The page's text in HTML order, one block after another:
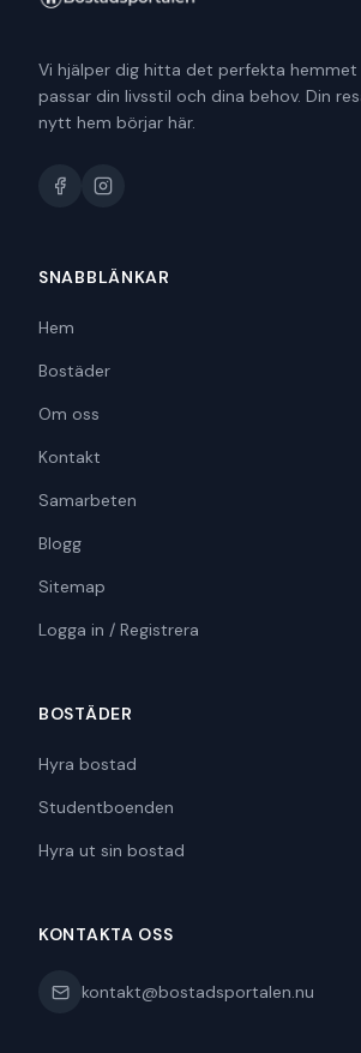
Vi hjälper dig hitta det perfekta hemmet
passar din livsstil och dina behov. Din
nytt hem börjar här.
SNABBLÄNKAR
Hem
Bostäder
Om oss
Kontakt
Samarbeten
Blogg
Sitemap
Logga in / Registrera
BOSTÄDER
Hyra bostad
Studentboenden
Hyra ut sin bostad
KONTAKTA OSS
kontakt@bostadsportalen.nu